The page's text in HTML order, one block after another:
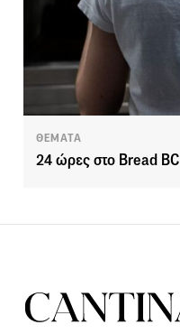
ΘΕΜΑΤΑ
24 ώρες στο Bread BC